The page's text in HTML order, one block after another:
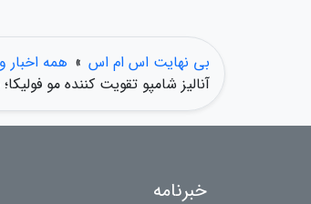
بی نهایت اس ام اس » همه اخبار
آنالیز شامپو تقویت کننده مو
خبرنامه